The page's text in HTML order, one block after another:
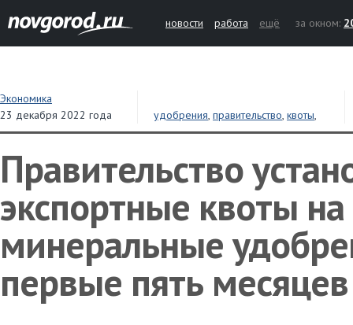
новости работа ещё за окном:
Экономика
23 декабря 2022 года
удобрения, правительство, квоты,
экспорт
Правительство
экспортные квоты на
минеральные
первые пять